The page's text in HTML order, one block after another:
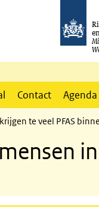
Contact Agenda
te veel PFAS